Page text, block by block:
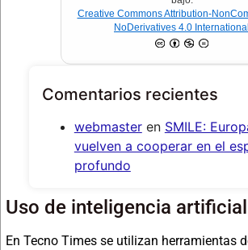
Creative Commons Attribution-
NoDerivatives 4.0 International
Comentarios recientes
webmasteren SMILE:
vuelven a cooperar en el
profundo
Uso de inteligencia artificial
En Tecno Times se utilizan herramientas